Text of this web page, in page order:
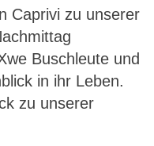
Caprivi zu unserer
Buschleute und
in ihr Leben.
zu unserer